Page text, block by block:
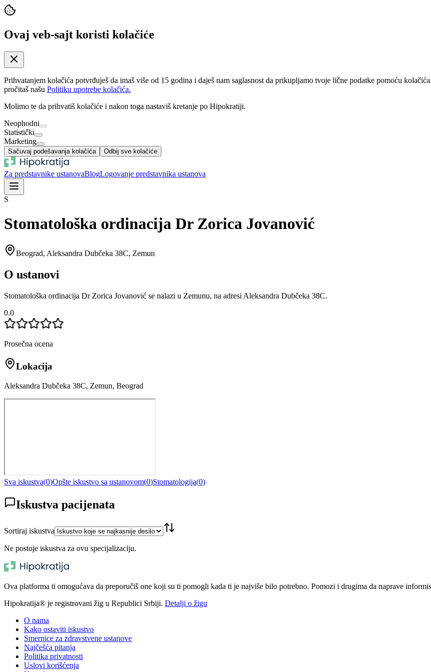
Ovaj veb-sajt koristi kolačiće
Prihvatanjem kolačića potvrđuješ da imaš više od 15 godina i daješ nam saglasnost da prikupljamo tvoje lične podatke pomoću
pročitaš našu Politiku upotrebe kolačića.
Molimo te da prihvatiš kolačiće i nakon toga nastaviš kretanje po Hipokratiji.
Neophodni
Statistički
Marketing
Sačuvaj podešavanja kolačića Odbij sve kolačiće
Za predstavnike ustanovaBlogLogovanje predstavnika ustanova
S
Stomatološka ordinacija Dr Zorica Jovanović
Beograd, Aleksandra Dubčeka 38C, Zemun
O ustanovi
Stomatološka ordinacija Dr Zorica Jovanović se nalazi u Zemunu, na adresi Aleksandra Dubčeka 38C.
0.0
Prosečna ocena
Lokacija
Aleksandra Dubčeka 38C, Zemun, Beograd
Sva iskustva(0)Opšte iskustvo sa ustanovom(0)Stomatologija(0)
Iskustva pacijenata
Sortiraj iskustva
Ne postoje iskustva za ovu specijalizaciju.
Ova platforma ti omogućava da preporučiš one koji su ti pomogli kada ti je najviše bilo potrebno. Pomozi i drugima da naprave
Hipokratija® je registrovani žig u Republici Srbiji. Detalji o žigu
O nama
Kako ostaviti iskustvo
Smernice za zdravstvene ustanove
Najčešća pitanja
Politika privatnosti
Uslovi korišćenja